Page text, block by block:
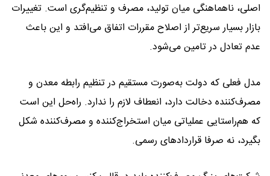
اصلی، ناهماهنگی میان تولید، مصرف و تنظیم‌گری است. تغییرات
بازار بسیار سریع‌تر از اصلاح مقررات اتفاق می‌افتد و این باعث
عدم تعادل در تامین می‌شود.
مدل فعلی که دولت به‌صورت مستقیم در تنظیم رابطه معدن و
مصرف‌کننده دخالت دارد، انعطاف لازم را ندارد. راه‌حل این است
که هم‌راستایی عملیاتی میان استخراج‌کننده و مصرف‌کننده شکل
بگیرد، نه صرفا قراردادهای رسمی.